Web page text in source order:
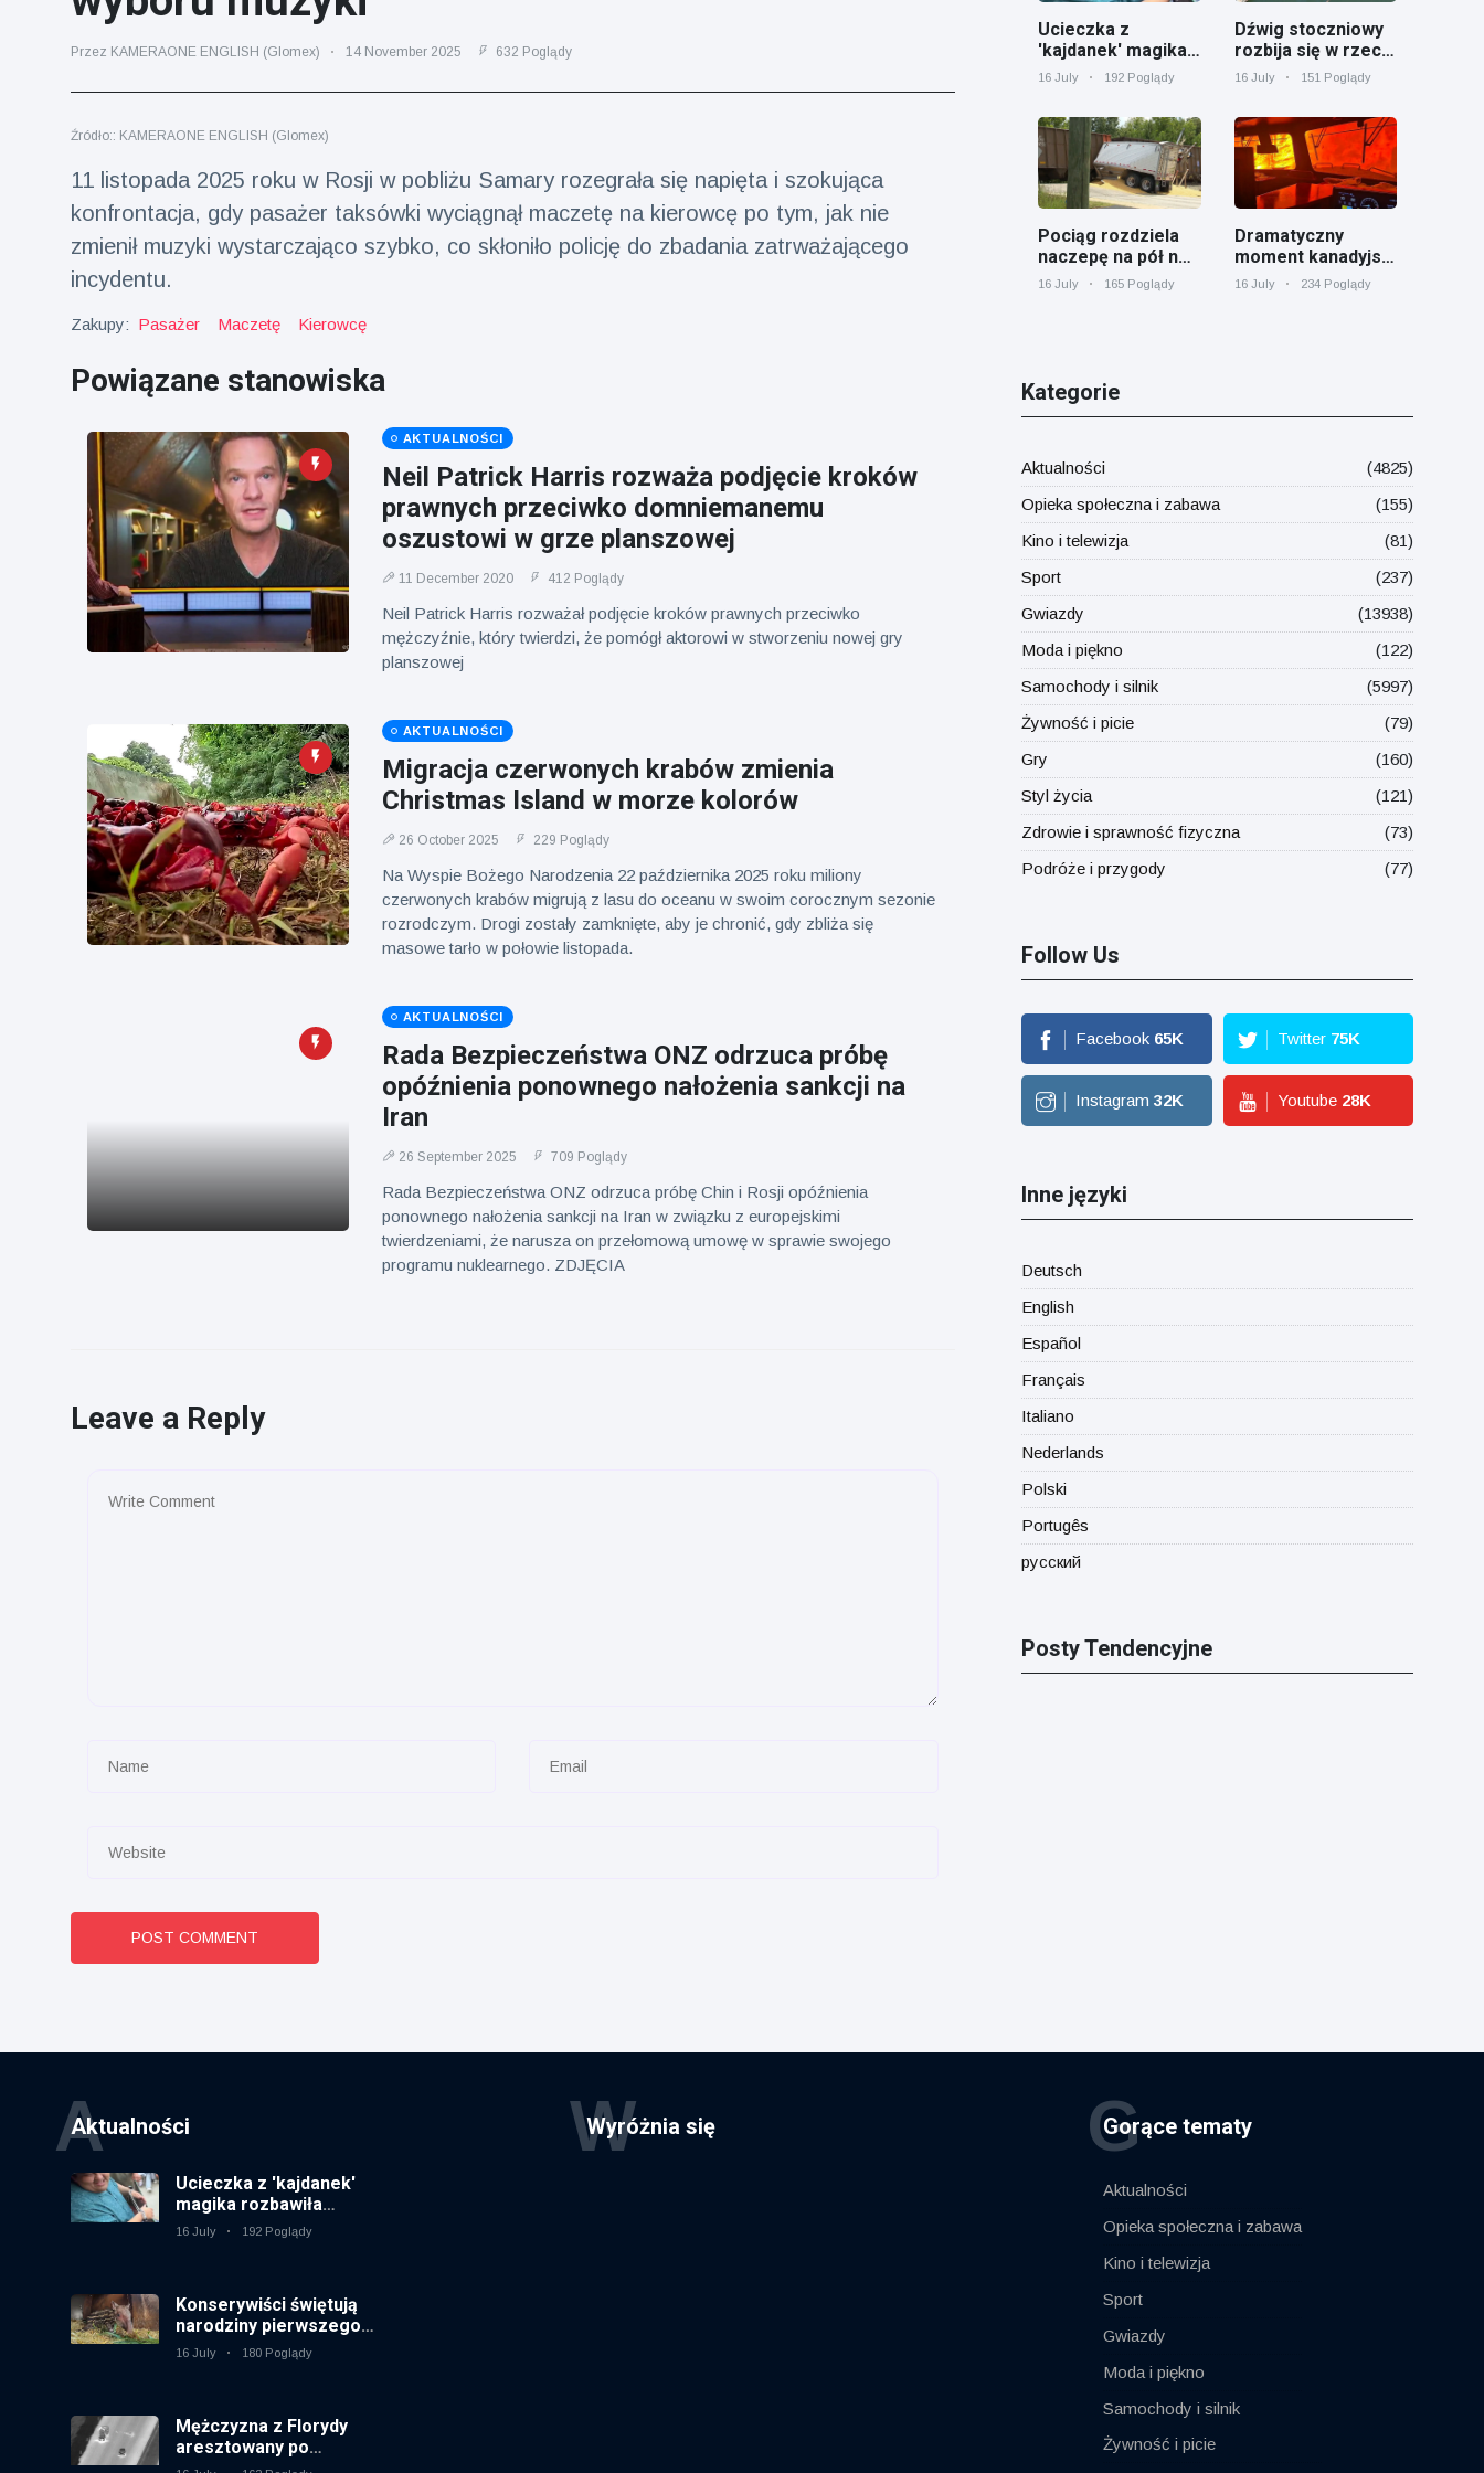
(73)
Najnowsze
wiadomości
Ucieczka z
'kajdanek'
rozbawiła
publiczność
Konserywiści
świętują
pierwszego
tapira
nizinne w
brytyjskim
zoo od 14 lat
Poglądy
Mężczyzna z
Florydy
aresztowany
po odpaleniu
fajerwerków
z jadącego
samochodu
16 July
162
Poglądy
Przez KAMERAONE ENGLISH (Glomex) 14 November 2025 632 Poglądy
Źródło:: KAMERAONE ENGLISH (Glomex)
11 listopada 2025 roku w Rosji w pobliżu Samary rozegrała się napięta i szokująca
konfrontacja, gdy pasażer taksówki wyciągnął maczetę na kierowcę po tym, jak nie
zmienił muzyki wystarczająco szybko, co skłoniło policję do zbadania zatrważającego
incydentu.
Zakupy: Pasażer Maczetę Kierowcę
Powiązane stanowiska
AKTUALNOŚCI
Neil Patrick Harris rozważa podjęcie kroków
prawnych przeciwko domniemanemu
oszustowi w grze planszowej
11 December 2020 412 Poglądy
Neil Patrick Harris rozważał podjęcie kroków prawnych przeciwko
mężczyźnie, który twierdzi, że pomógł aktorowi w stworzeniu nowej gry
planszowej
AKTUALNOŚCI
Migracja czerwonych krabów zmienia
Christmas Island w morze kolorów
26 October 2025 229 Poglądy
Na Wyspie Bożego Narodzenia 22 października 2025 roku miliony
czerwonych krabów migrują z lasu do oceanu w swoim corocznym sezonie
rozrodczym. Drogi zostały zamknięte, aby je chronić, gdy zbliża się
masowe tarło w połowie listopada.
AKTUALNOŚCI
Rada Bezpieczeństwa ONZ odrzuca próbę
opóźnienia ponownego nałożenia sankcji na
Iran
26 September 2025 709 Poglądy
Rada Bezpieczeństwa ONZ odrzuca próbę Chin i Rosji opóźnienia
ponownego nałożenia sankcji na Iran w związku z europejskimi
twierdzeniami, że narusza on przełomową umowę w sprawie swojego
programu nuklearnego. ZDJĘCIA
Leave a Reply
POST COMMENT
Ucieczka z
'kajdanek' magika
rozbawiła
16 July 192 Poglądy
Dźwig stoczniowy
rozbija się w rzece
Cooper koło
16 July 151 Poglądy
Pociąg rozdziela
naczepę na pół na
przejeździe
16 July 165 Poglądy
Dramatyczny
moment kanadyjski
pociąg towarowy
16 July 234 Poglądy
Kategorie
Aktualności
(4825)
Opieka społeczna i zabawa
(155)
Kino i telewizja
(81)
Sport
(237)
Gwiazdy
(13938)
Moda i piękno
(122)
Samochody i silnik
(5997)
Żywność i picie
(79)
Gry
(160)
Styl życia
(121)
Zdrowie i sprawność fizyczna
(73)
Podróże i przygody
(77)
Follow Us
Facebook 65K Twitter 75K
Instagram 32K Youtube 28K
Inne języki
Deutsch
English
Español
Français
Italiano
Nederlands
Polski
Portugês
русский
Posty Tendencyjne
Aktualności
A
Ucieczka z 'kajdanek'
magika rozbawiła
publiczność
16 July 192 Poglądy
Konserywiści świętują
narodziny pierwszego
tapira nizinne w
brytyjskim zoo od 14 lat
16 July 180 Poglądy
Mężczyzna z Florydy
aresztowany po
odpaleniu fajerwerków
Wyróżnia się
W Gorące tematy
G
Aktualności
Opieka społeczna i zabawa
Kino i telewizja
Sport
Gwiazdy
Moda i piękno
Samochody i silnik
Żywność i picie